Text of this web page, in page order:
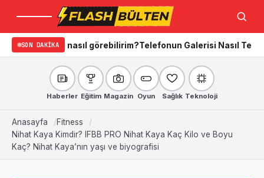
Menü Ara
SON DAKIKA
nasıl görebilirim? Telefonun Galerisi Nasıl Temizlenir?
Haberler Eğitim Magazin Oyun Sağlık Teknoloji
Anasayfa
Fitness
Nihat Kaya Kimdir? IFBB PRO Nihat Kaya Kaç Kilo ve Boyu
Kaç? Nihat Kaya’nın yaşı ve biyografisi